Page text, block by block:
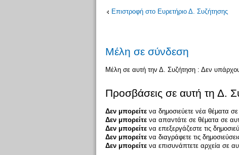
Επιστροφή στο Ευρετήριο Δ. Συζήτησης
Μέλη σε σύνδεση
Μέλη σε αυτή την Δ. Συζήτηση : Δεν
Προσβάσεις σε αυτή τη Δ.
Δεν μπορείτενα δημοσιεύετε νέα θέματα
Δεν μπορείτενα απαντάτε σε θέματα σε
Δεν μπορείτενα επεξεργάζεστε τις
Δεν μπορείτενα διαγράφετε τις
Δεν μπορείτενα επισυνάπτετε αρχεία σε